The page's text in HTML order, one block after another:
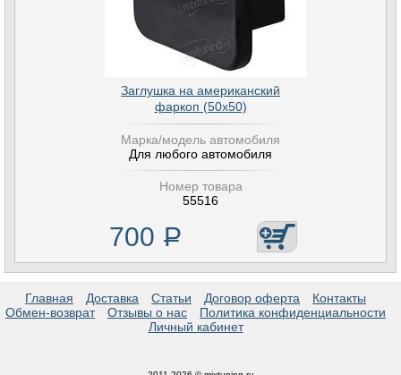
Заглушка на американский
фаркоп (50х50)
Марка/модель автомобиля
Для любого автомобиля
Номер товара
55516
700 Р
Главная Доставка Статьи Договор оферта
Контакты
Обмен-возврат
Отзывы о нас
Политика конфиденциальности
Личный кабинет